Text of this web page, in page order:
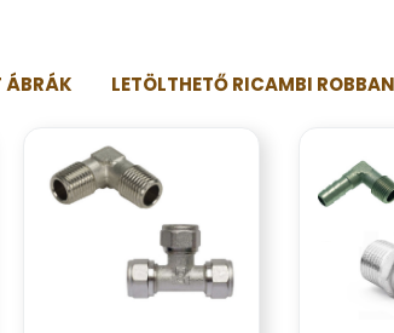
ÁBRÁK LETÖLTHETŐ RICAMBI